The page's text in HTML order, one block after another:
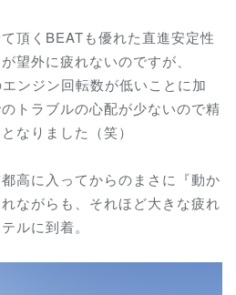
頂く BEATも優れた直進安定性
望外に疲れないのですが、
ンジン回転数が低いことに加
トラブルの心配が少ないので精
なりました（笑）
高に入ってからのまさに『動か
ながらも、それほど大きな疲れ
ルに到着。